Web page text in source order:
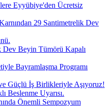
Eyyübiye'den Ücretsiz
29 Santimetrelik Dev
Dev Beyin Tümörü Kapalı
Bayramlaşma Programı
Güçlü İş Birlikleriyle Aşıyoruz!
Beslenme Uyarısı.
Önemli Sempozyum